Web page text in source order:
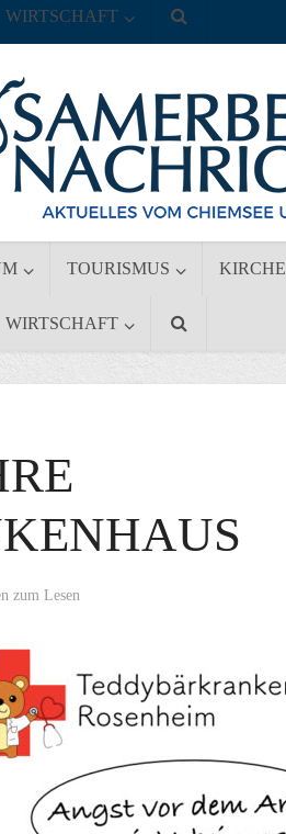
TOURISMUS KIRCHE
WIRTSCHAFT
WIRTSCHAFT
zum Lesen